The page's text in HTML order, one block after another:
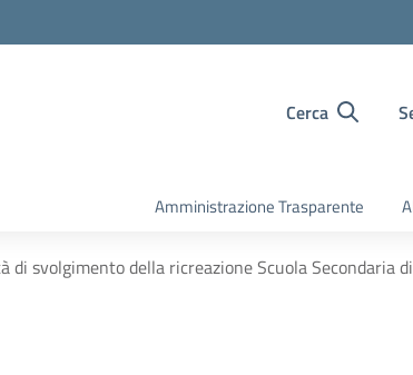
Cerca
Amministrazione Trasparente
di svolgimento della ricreazione Scuola Secondaria